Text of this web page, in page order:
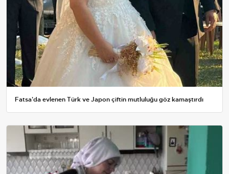
Fatsa'da evlenen Türk ve Japon çiftin mutluluğu göz kamaştırdı